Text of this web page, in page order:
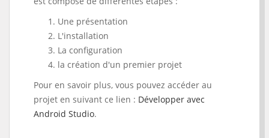
Une présentation
L'installation
La configuration
la création d'un premier projet
Pour en savoir plus, vous pouvez accéder au
projet en suivant ce lien : Développer avec
Android Studio.